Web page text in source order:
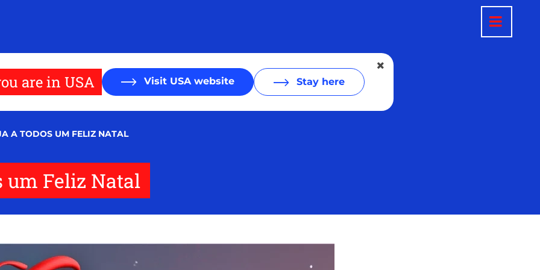
are in USA Visit USA website Stay here
A TODOS UM FELIZ NATAL
um Feliz Natal